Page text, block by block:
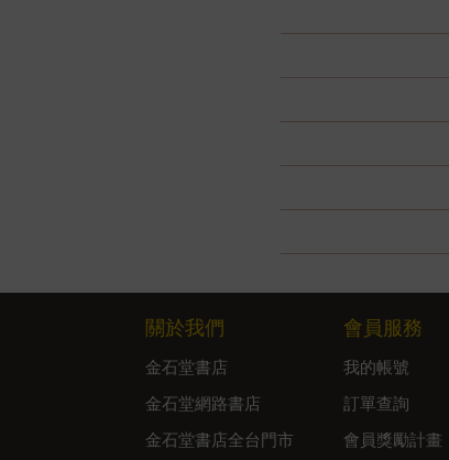
關於我們
金石堂書店
金石堂網路書店
金石堂書店全台門市
會員服務
我的帳號
訂單查詢
會員獎勵計畫